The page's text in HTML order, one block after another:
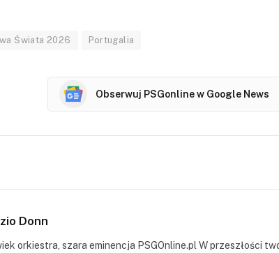
Świata 2026 Portugalia
Obserwuj PSGonline w Google News
Donn
orkiestra, szara eminencja PSGOnline.pl W przeszłości